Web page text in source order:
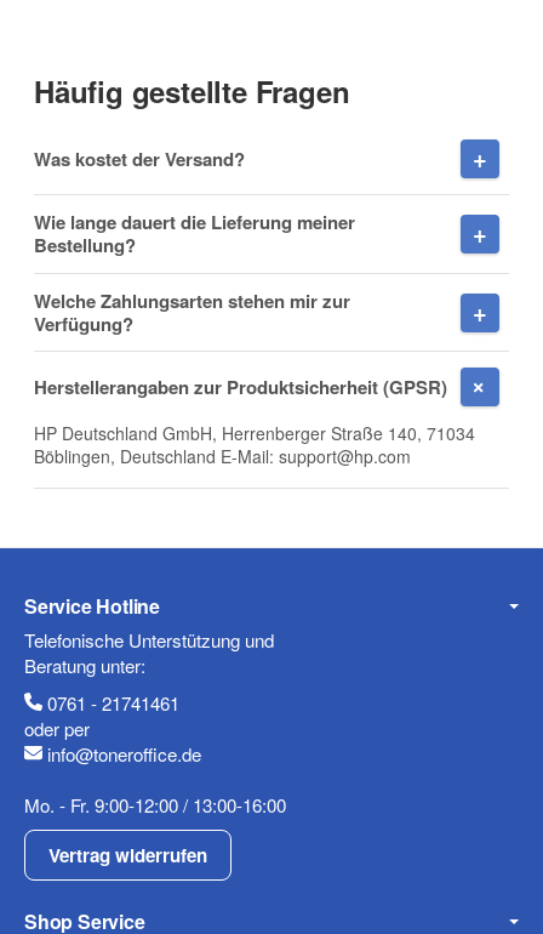
Nachname
Firma
Telefon
Mobiltelefon
Fax
Häufig gestellte Fragen
Was kostet der Versand?
Wie lange dauert die Lieferung meiner
Bestellung?
Welche Zahlungsarten stehen mir zur
Verfügung?
Herstellerangaben zur Produktsicherheit (GPSR)
HP Deutschland GmbH, Herrenberger Straße 140, 71034
Böblingen, Deutschland E-Mail: support@hp.com
Service Hotline
Telefonische Unterstützung und
Beratung unter:
0761 - 21741461
oder per
info@toneroffice.de
Mo. - Fr. 9:00-12:00 / 13:00-16:00
Vertrag widerrufen
Shop Service